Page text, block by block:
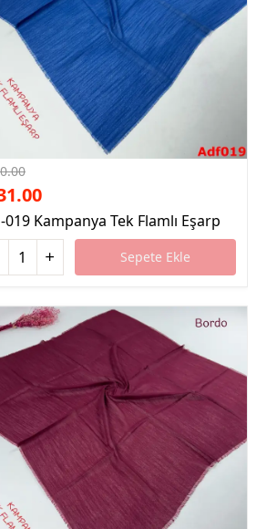
019 Kampanya Tek Flamlı Eşarp
Sepete Ekle